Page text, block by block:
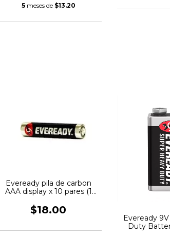
5 meses de $13.20
Eveready pila de carbon
AAA display x 10 pares (1
$18.00
Eveready
Duty